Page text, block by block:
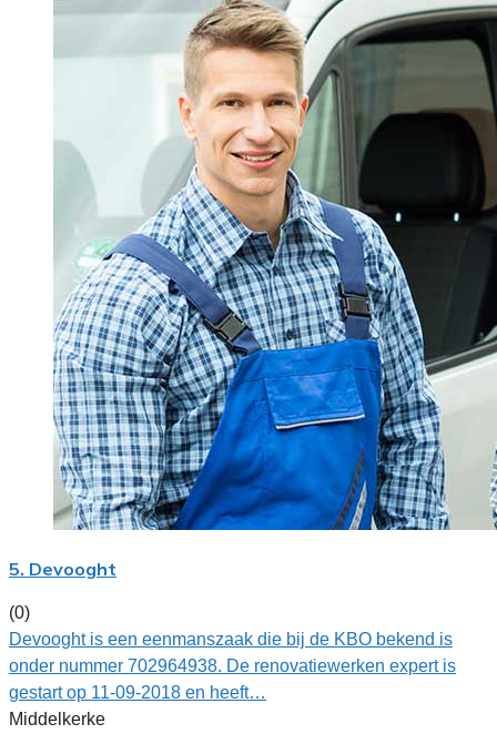
5. Devooght
(0)
Devooght is een eenmanszaak die bij de KBO bekend is
onder nummer 702964938. De renovatiewerken expert is
gestart op 11-09-2018 en heeft…
Middelkerke